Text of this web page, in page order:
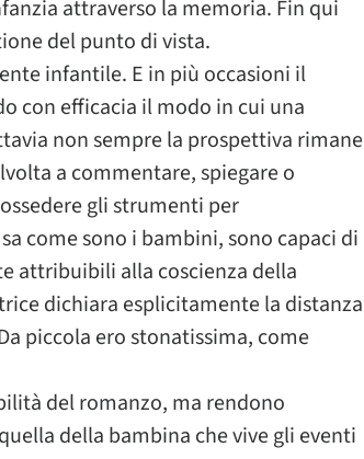
attraverso la memoria. Fin qui
del punto di vista.
infantile. E in più occasioni il
con efficacia il modo in cui una
non sempre la prospettiva rimane
a commentare, spiegare o
gli strumenti per
come sono i bambini, sono capaci di
attribuibili alla coscienza della
dichiara esplicitamente la distanza
piccola ero stonatissima, come
del romanzo, ma rendono
della bambina che vive gli eventi